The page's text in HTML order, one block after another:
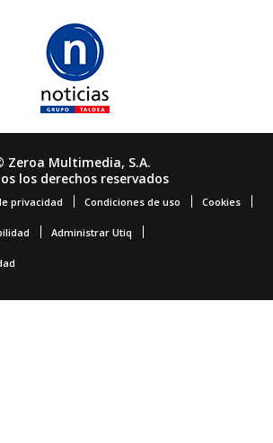
Zeroa Multimedia, S.A.
los derechos reservados
privacidad Condiciones de uso Cookies
Administrar Utiq